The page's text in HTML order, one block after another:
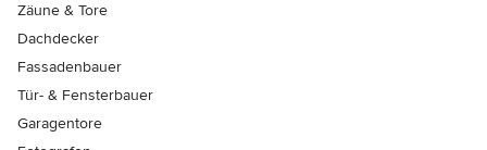
Zäune & Tore
Dachdecker
Fassadenbauer
Tür- & Fensterbauer
Garagentore